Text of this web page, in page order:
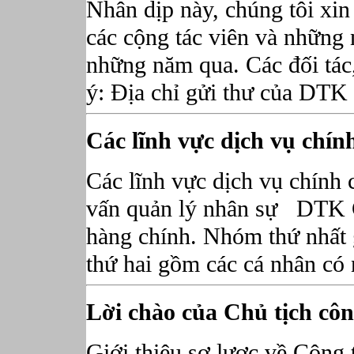
Nhân dịp này, chúng tôi
các cộng tác viên và
những năm qua. Các đối
ý: Địa chỉ gửi thư của DTK
Các lĩnh vực dịch vụ
Các lĩnh vực dịch vụ
vấn quản lý nhân sự DTK
hàng chính. Nhóm thứ
thứ hai gồm các cá nhân
Lời chào của Chủ tịch